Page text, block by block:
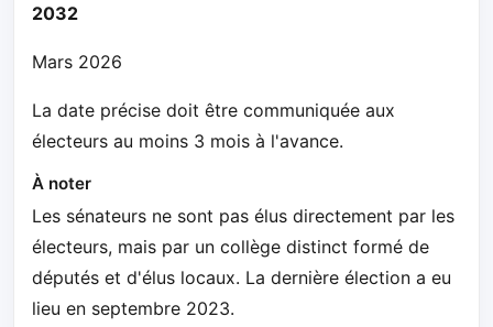
2032
Mars 2026
La date précise doit être communiquée aux
électeurs au moins 3 mois à l'avance.
À noter
Les sénateurs ne sont pas élus directement par les
électeurs, mais par un collège distinct formé de
députés et d'élus locaux. La dernière élection a eu
lieu en septembre 2023.